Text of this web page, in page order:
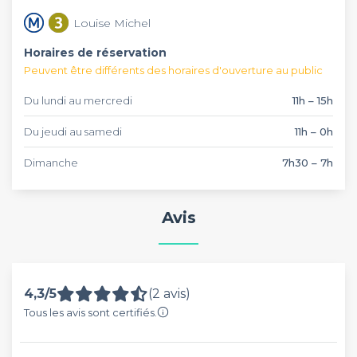
complète pour accueillir 20 à 120 personnes. Enfin vous
allant jusqu'à 200 personnes. En réservant avec Privateaser,
bénéficiez de 10% de promotion sur la 3ème bouteille
Louise Michel
Horaires de réservation
Peuvent être différents des horaires d'ouverture au public
Du lundi au mercredi 11h – 15h
Du jeudi au samedi 11h – 0h
Dimanche 7h30 – 7h
Avis
4,3/5 (2 avis)
Tous les avis sont certifiés.